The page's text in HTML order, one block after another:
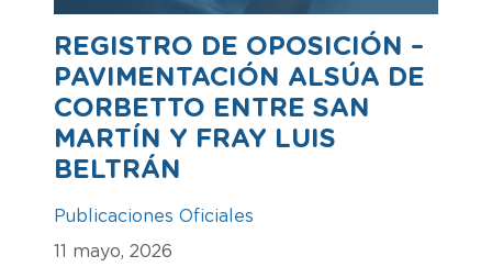
REGISTRO DE OPOSICIÓN –
PAVIMENTACIÓN ALSÚA DE
CORBETTO ENTRE SAN
MARTÍN Y FRAY LUIS
BELTRÁN
Publicaciones Oficiales
11 mayo, 2026